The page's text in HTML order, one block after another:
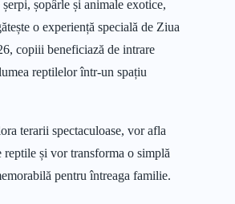
șopârle și animale exotice,
o experiență specială de Ziua
copiii beneficiază de intrare
reptilelor într-un spațiu
terarii spectaculoase, vor afla
reptile și vor transforma o simplă
pentru întreaga familie.